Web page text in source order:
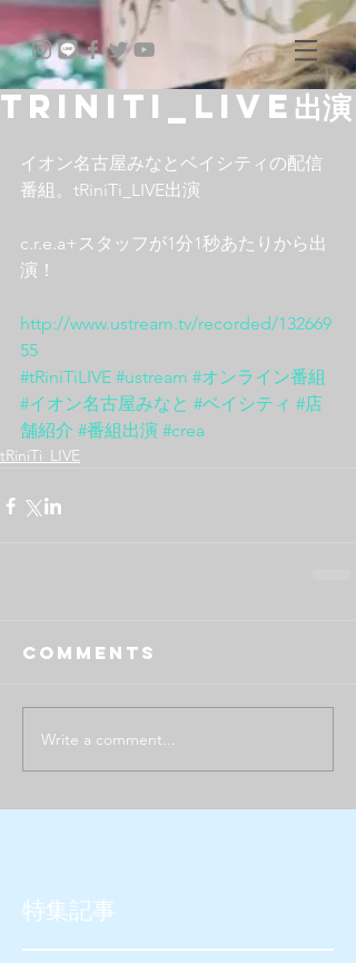
tRiniTi_LIVE出演
イオン名古屋みなとベイシティの配信
番組。tRiniTi_LIVE出演
c.r.e.a+スタッフが1分1秒あたりから出
演！
http://www.ustream.tv/recorded/132669
55
#tRiniTiLIVE #ustream #オンライン番組
#イオン名古屋みなと #ベイシティ #店
舗紹介 #番組出演 #crea
tRiniTi_LIVE
Comments
Write a comment...
特集記事